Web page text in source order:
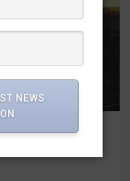
मुख्यमंत्री
NEWS